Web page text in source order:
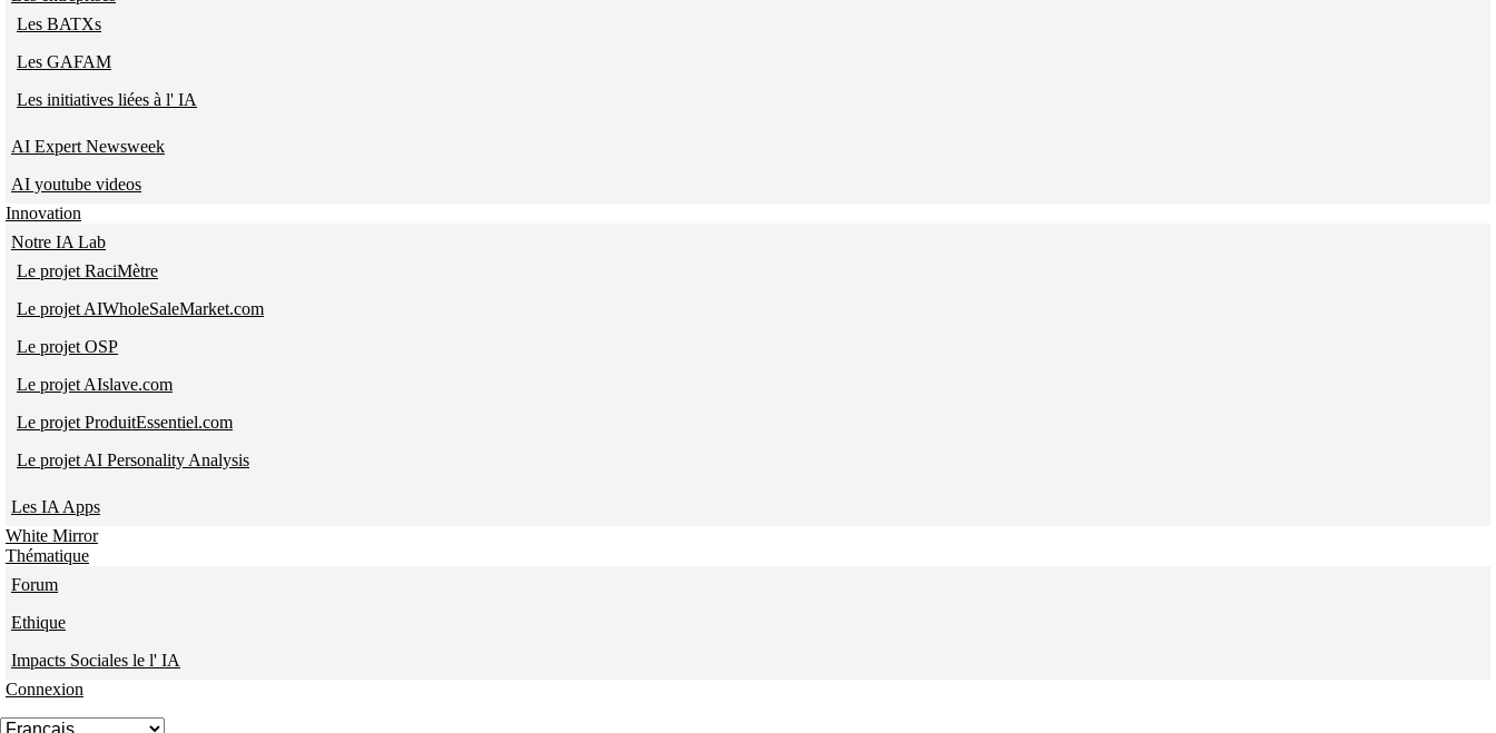
Les BATXs
Les GAFAM
Les initiatives liées à l' IA
AI Expert Newsweek
AI youtube videos
Innovation
Notre IA Lab
Le projet RaciMètre
Le projet AIWholeSaleMarket.com
Le projet OSP
Le projet AIslave.com
Le projet ProduitEssentiel.com
Le projet AI Personality Analysis
Les IA Apps
White Mirror
Thématique
Forum
Ethique
Impacts Sociales le l' IA
Connexion